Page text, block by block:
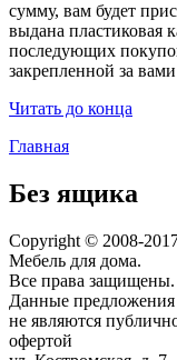
сумму, вам будет
выдана пластиковая
последующих
закрепленной за
Читать до конца
Главная
Без ящика
Copyright © 2008-
Мебель для дома.
Все права защищены.
Данные предложения
не являются
офертой